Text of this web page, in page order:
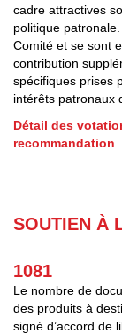
cadre attractives
politique
Comité et se sont
contribution
spécifiques prises
intérêts patronaux
Détail des
recommandation
SOUTIEN À
1081
Le nombre de
des produits à
signé d’accord de